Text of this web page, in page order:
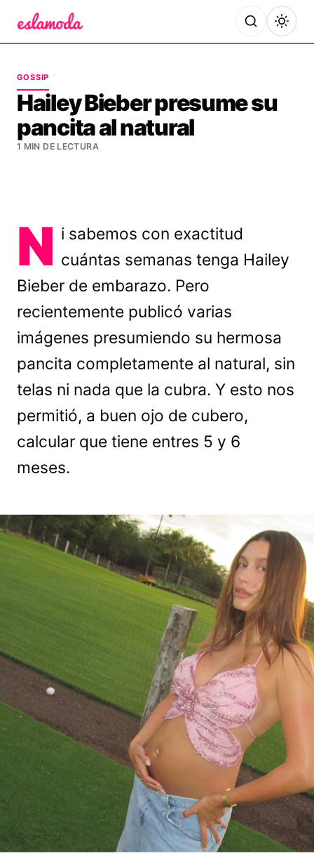
GOSSIP
Hailey Bieber presume su
pancita al natural
1 MIN DE LECTURA
N i sabemos con exactitud
cuántas semanas tenga Hailey
Bieber de embarazo. Pero
recientemente publicó varias
imágenes presumiendo su hermosa
pancita completamente al natural, sin
telas ni nada que la cubra. Y esto nos
permitió, a buen ojo de cubero,
calcular que tiene entres 5 y 6
meses.